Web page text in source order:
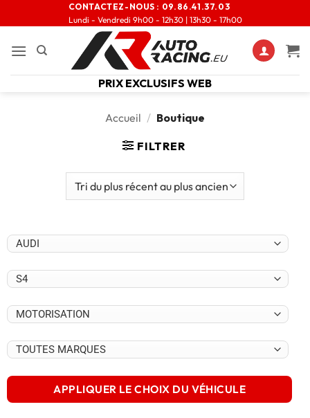
CONTACTEZ-NOUS : 09.86.41.37.03
Lundi - Vendredi 9h00 - 12h30 | 13h30 - 17h00
PRIX EXCLUSIFS WEB
Accueil / Boutique
FILTRER
APPLIQUER LE CHOIX DU VÉHICULE